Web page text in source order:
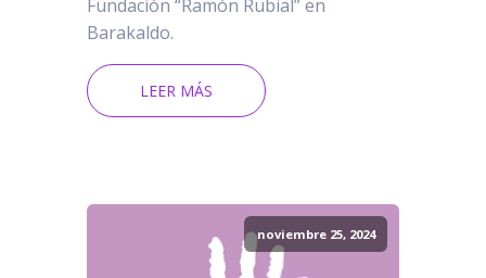
Fundación “Ramón Rubial” en
Barakaldo.
LEER MÁS
noviembre 25, 2024